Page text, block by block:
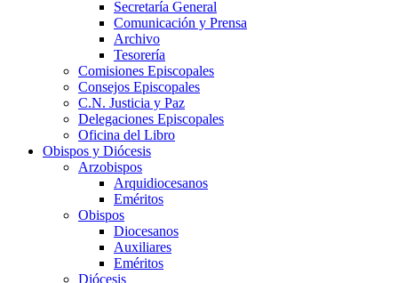
Secretaría General
Comunicación y Prensa
Archivo
Tesorería
Comisiones Episcopales
Consejos Episcopales
C.N. Justicia y Paz
Delegaciones Episcopales
Oficina del Libro
Obispos y Diócesis
Arzobispos
Arquidiocesanos
Eméritos
Obispos
Diocesanos
Auxiliares
Eméritos
Diócesis